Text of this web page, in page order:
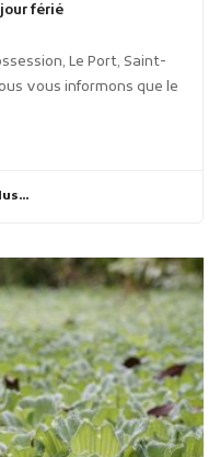
férié
Le Port, Saint-
vous informons que le